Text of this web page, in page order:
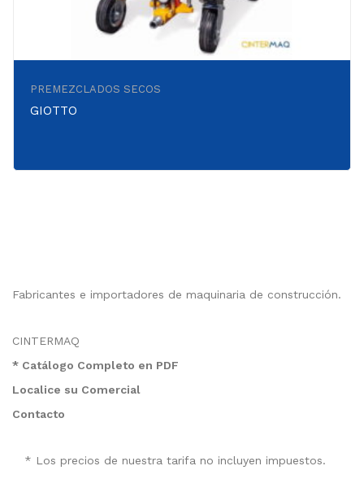
PREMEZCLADOS SECOS
GIOTTO
Fabricantes e importadores de maquinaria de construcción.
CINTERMAQ
* Catálogo Completo en PDF
Localice su Comercial
Contacto
* Los precios de nuestra tarifa no incluyen impuestos.